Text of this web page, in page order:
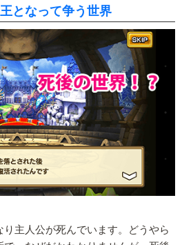
となって争う世界
主人公が死んでいます。どうやら